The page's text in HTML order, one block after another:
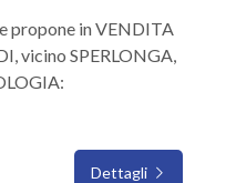
propone in VENDITA
vicino SPERLONGA,
Dettagli